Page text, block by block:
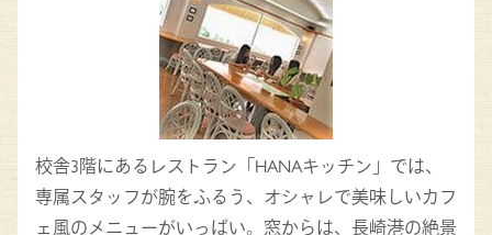
校舎3階にあるレストラン「HANAキッチン」では、
専属スタッフが腕をふるう、オシャレで美味しいカフ
ェ風のメニューがいっぱい。窓からは、長崎港の絶景